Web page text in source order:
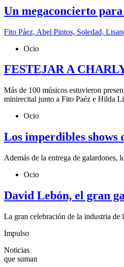
Un megaconcierto
Fito Páez, Abel Pintos, Soledad,
Ocio
FESTEJAR A
Más de 100 músicos estuvieron
minirecital junto a Fito Paéz e Hilda
Ocio
Los imperdibles shows
Además de la entrega de galardones,
Ocio
David Lebón, el gran
La gran celebración de la industria de
Impulso
Noticias
que suman